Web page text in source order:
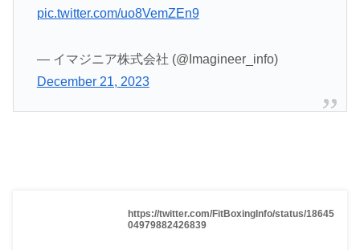
pic.twitter.com/uo8VemZEn9
— イマジニア株式会社 (@Imagineer_info)
December 21, 2023
https://twitter.com/FitBoxingInfo/status/18645
04979882426839